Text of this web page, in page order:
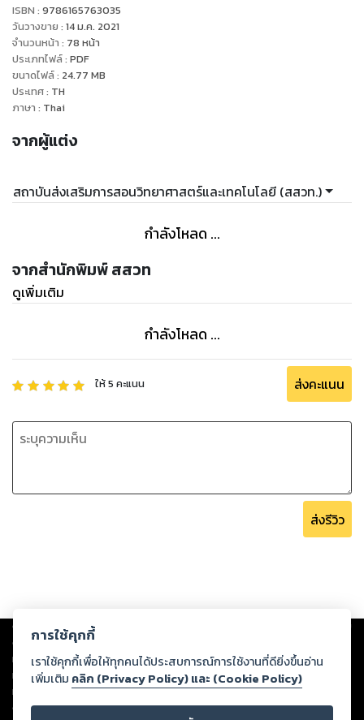
ISBN : 9786165763035
วันวางขาย : 14 ม.ค. 2021
จำนวนหน้า : 78 หน้า
ประเภทไฟล์: PDF
ขนาดไฟล์: 24.77 MB
ประเทศ: TH
ภาษา : Thai
จากผู้แต่ง
สถาบันส่งเสริมการสอนวิทยาศาสตร์และเทคโนโลยี (สสวท.)
กำลังโหลด ...
จากสำนักพิมพ์ สสวท
ดูเพิ่มเติม
กำลังโหลด ...
ให้5 คะแนน ส่งคะแนน
ส่งรีวิว
Copyright © 2026
ต่อผลงานหรือเนื้อหาใดที่อัปโหลดผ่านเว็บไซต์และปรากฏว่าละเมิดสิทธิใน
ทรัพย์สินทางปัญญาของบุคคลอื่นหรือขัดต่อกฎหมายและศีลธรรม ดังนั้น ผู้อ่าน
ทุกท่านโปรดใช้วิจารณญาณในการกลั่นกรองด้วยตนเอง และหากท่านพบว่าส่วน
หนึ่งส่วนใดขัดต่อกฎหมายและศีลธรรม กรุณาแจ้งมายังบริษัท เพื่อทีมงานจะได้
ดำเนินการในทันที ทั้งนี้ ทางสตอรี่ล็อกขอสงวนลิขสิทธิ์ตามพระราชบัญญัติ
การใช้คุกกี้
เราใช้คุกกี้เพื่อให้ทุกคนได้ประสบการณ์การใช้งานที่ดียิ่งขึ้นอ่าน
เพิ่มเติม คลิก (Privacy Policy) และ (Cookie Policy)